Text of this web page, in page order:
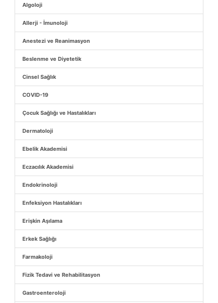
Algoloji
Allerji - İmunoloji
Anestezi ve Reanimasyon
Beslenme ve Diyetetik
Cinsel Sağlık
COVID-19
Çocuk Sağlığı ve Hastalıkları
Dermatoloji
Ebelik Akademisi
Eczacılık Akademisi
Endokrinoloji
Enfeksiyon Hastalıkları
Erişkin Aşılama
Erkek Sağlığı
Farmakoloji
Fizik Tedavi ve Rehabilitasyon
Gastroenteroloji